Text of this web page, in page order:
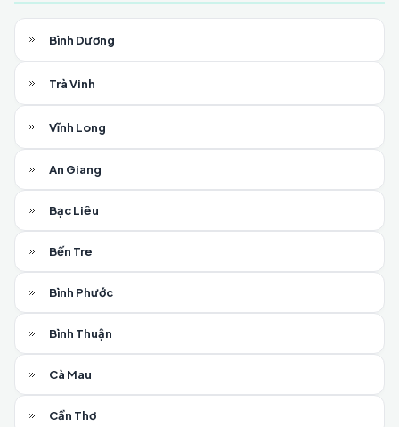
Bình Dương
Trà Vinh
Vĩnh Long
An Giang
Bạc Liêu
Bến Tre
Bình Phước
Bình Thuận
Cà Mau
Cần Thơ